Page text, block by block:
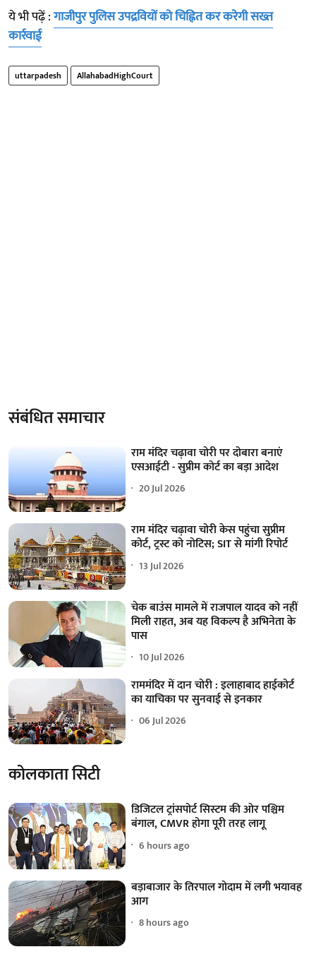
ये भी पढ़ें :गाजीपुर पुलिस उपद्रवियों को चिह्नित कर करेगी सख्त
कार्रवाई
uttarpadesh AllahabadHighCourt
संबंधित समाचार
राम मंदिर चढ़ावा चोरी पर दोबारा बनाएं
एसआईटी - सुप्रीम कोर्ट का बड़ा आदेश
20 Jul 2026
राम मंदिर चढ़ावा चोरी केस पहुंचा सुप्रीम
कोर्ट, ट्रस्ट को नोटिस; SIT से मांगी रिपोर्ट
13 Jul 2026
चेक बाउंस मामले में राजपाल यादव को नहीं
मिली राहत, अब यह विकल्प है अभिनेता के
पास
10 Jul 2026
राममंदिर में दान चोरी : इलाहाबाद हाईकोर्ट
का याचिका पर सुनवाई से इनकार
06 Jul 2026
कोलकाता सिटी
डिजिटल ट्रांसपोर्ट सिस्टम की ओर पश्चिम
बंगाल, CMVR होगा पूरी तरह लागू
6 hours ago
बड़ाबाजार के तिरपाल गोदाम में लगी भयावह
आग
8 hours ago